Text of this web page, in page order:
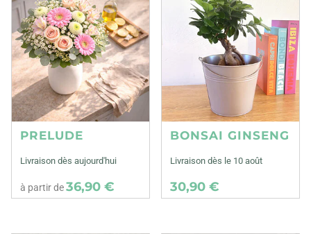
PRELUDE
Livraison dès aujourd'hui
à partir de36,90 €
BONSAI GINSENG
Livraison dès le 10 août
30,90 €